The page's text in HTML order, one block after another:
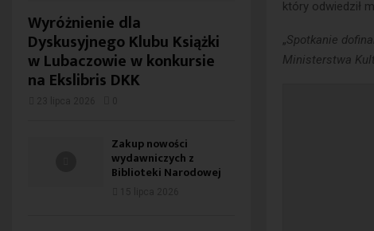
który odwiedził
„Spotkanie
Ministerstwa
Wyróżnienie dla
Dyskusyjnego Klubu Książki
w Lubaczowie w konkursie
na Ekslibris DKK
Zakup nowości
wydawniczych z
Biblioteki Narodowej